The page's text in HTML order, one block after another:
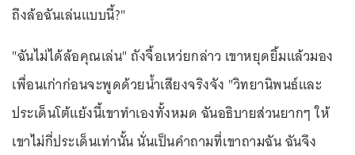
ถึงล้อฉันเล่นแบบนี้?"
"ฉันไม่ได้ล้อคุณเล่น" ถังจื้อเหว่ยกล่าว เขาหยุดยิ้มแล้วมอง
เพื่อนเก่าก่อนจะพูดด้วยน้ำเสียงจริงจัง "วิทยานิพนธ์และ
ประเด็นโต้แย้งนี้เขาทำเองทั้งหมด ฉันอธิบายส่วนยากๆ ให้
เขาไม่กี่ประเด็นเท่านั้น นั่นเป็นคำถามที่เขาถามฉัน ฉันจึง